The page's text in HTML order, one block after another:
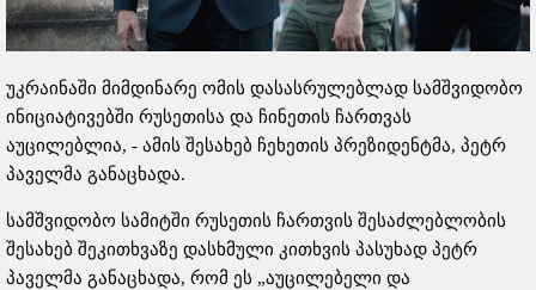
უკრაინაში მიმდინარე ომის დასასრულებლად სამშვიდობო
ინიციატივებში რუსეთისა და ჩინეთის ჩართვას
აუცილებლია, - ამის შესახებ ჩეხეთის პრეზიდენტმა, პეტრ
პაველმა განაცხადა.
სამშვიდობო სამიტში რუსეთის ჩართვის შესაძლებლობის
შესახებ შეკითხვაზე დასხმული კითხვის პასუხად პეტრ
პაველმა განაცხადა, რომ ეს „აუცილებელი და